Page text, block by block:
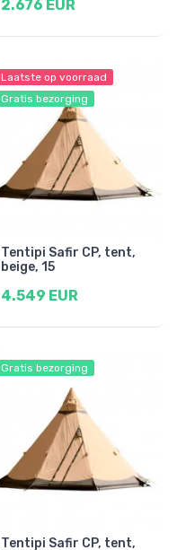
2.676 EUR
Laatste op voorraad
Gratis bezorging
Tentipi Safir CP, tent,
beige, 15
4.549 EUR
Gratis bezorging
Tentipi Safir CP, tent,